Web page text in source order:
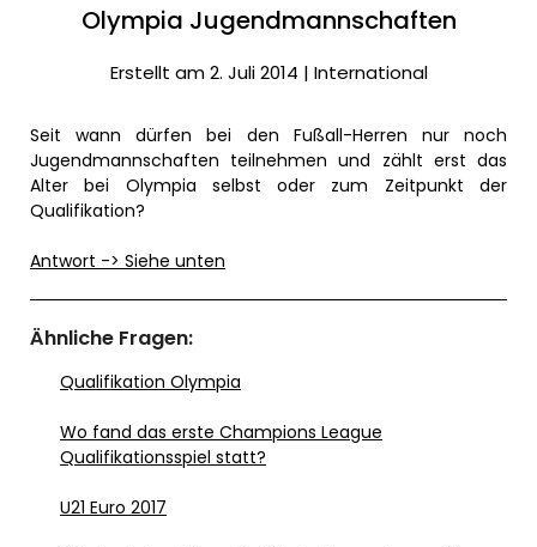
Olympia Jugendmannschaften
Erstellt am 2. Juli 2014 | International
Seit wann dürfen bei den Fußall-Herren nur noch
Jugendmannschaften teilnehmen und zählt erst das
Alter bei Olympia selbst oder zum Zeitpunkt der
Qualifikation?
Antwort -> Siehe unten
Ähnliche Fragen:
Qualifikation Olympia
Wo fand das erste Champions League
Qualifikationsspiel statt?
U21 Euro 2017